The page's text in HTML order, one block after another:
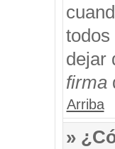
dejar
firma
Arriba
»